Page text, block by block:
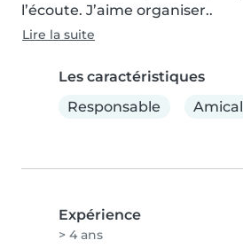
l’écoute. J’aime organiser..
Lire la suite
Les caractéristiques
Responsable
Amical
Expérience
> 4 ans